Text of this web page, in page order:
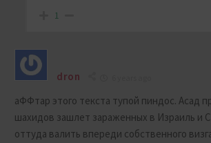
1
dron
аФФтар этого текста тупой пиндос. Асад
шахидов зашлет зараженных в Израиль и
оттуда валить впереди собственного